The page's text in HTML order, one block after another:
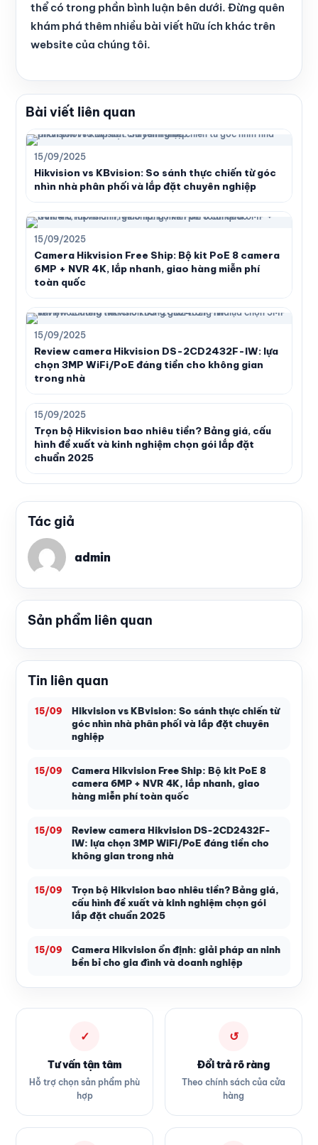
thể có trong phần bình luận bên dưới. Đừng quên
khám phá thêm nhiều bài viết hữu ích khác trên
website của chúng tôi.
Bài viết liên quan
15/09/2025
Hikvision vs KBvision: So sánh thực chiến từ góc
nhìn nhà phân phối và lắp đặt chuyên nghiệp
15/09/2025
Camera Hikvision Free Ship: Bộ kit PoE 8 camera
6MP + NVR 4K, lắp nhanh, giao hàng miễn phí
toàn quốc
15/09/2025
Review camera Hikvision DS-2CD2432F-IW: lựa
chọn 3MP WiFi/PoE đáng tiền cho không gian
trong nhà
15/09/2025
Trọn bộ Hikvision bao nhiêu tiền? Bảng giá, cấu
hình đề xuất và kinh nghiệm chọn gói lắp đặt
chuẩn 2025
Tác giả
admin
Sản phẩm liên quan
Tin liên quan
15/09
Hikvision vs KBvision: So sánh thực chiến từ
góc nhìn nhà phân phối và lắp đặt chuyên
nghiệp
15/09
Camera Hikvision Free Ship: Bộ kit PoE 8
camera 6MP + NVR 4K, lắp nhanh, giao
hàng miễn phí toàn quốc
15/09
Review camera Hikvision DS-2CD2432F-
IW: lựa chọn 3MP WiFi/PoE đáng tiền cho
không gian trong nhà
15/09
Trọn bộ Hikvision bao nhiêu tiền? Bảng giá,
cấu hình đề xuất và kinh nghiệm chọn gói
lắp đặt chuẩn 2025
15/09
Camera Hikvision ổn định: giải pháp an ninh
bền bỉ cho gia đình và doanh nghiệp
✓
Tư vấn tận tâm
Hỗ trợ chọn sản phẩm phù
hợp
↺
Đổi trả rõ ràng
Theo chính sách của cửa
hàng